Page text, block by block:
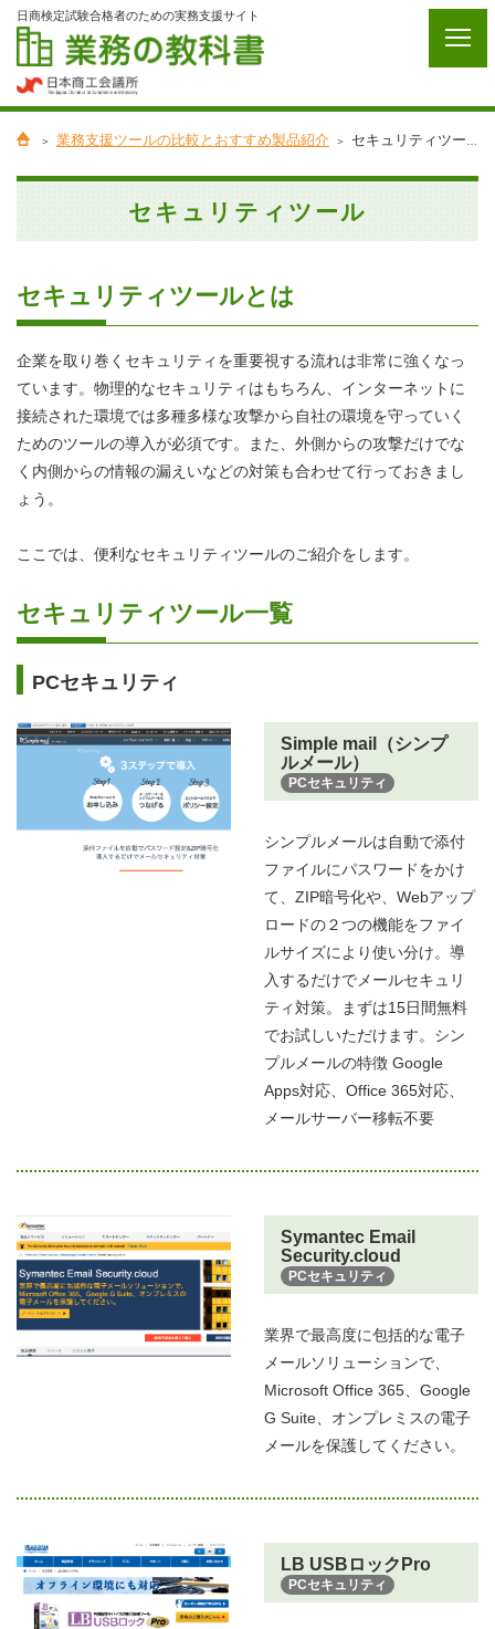
日商検定試験合格者のための実務支援サイト
業務支援ツールの比較とおすすめ製品紹介 セキュリティツール
セキュリティツール
セキュリティツールとは
企業を取り巻くセキュリティを重要視する流れは非常に強くなっ
ています。物理的なセキュリティはもちろん、インターネットに
接続された環境では多種多様な攻撃から自社の環境を守っていく
ためのツールの導入が必須です。また、外側からの攻撃だけでな
く内側からの情報の漏えいなどの対策も合わせて行っておきまし
ょう。
ここでは、便利なセキュリティツールのご紹介をします。
セキュリティツール一覧
PCセキュリティ
Simple mail（シンプ
ルメール）
PCセキュリティ
シンプルメールは自動で添付
ファイルにパスワードをかけ
て、ZIP暗号化や、Webアップ
ロードの２つの機能をファイ
ルサイズにより使い分け。導
入するだけでメールセキュリ
ティ対策。まずは15日間無料
でお試しいただけます。シン
プルメールの特徴 Google
Apps対応、Office 365対応、
メールサーバー移転不要
Symantec Email
Security.cloud
PCセキュリティ
業界で最高度に包括的な電子
メールソリューションで、
Microsoft Office 365、Google
G Suite、オンプレミスの電子
メールを保護してください。
LB USBロックPro
PCセキュリティ